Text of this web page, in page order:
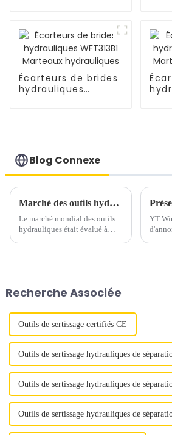
de séparation
Écarteurs de brides
hydrauliques
Blog Connexe
Marché des outils hydrauliques : analyse de l'industrie mondiale, part, croissance, tendances et prévisions (2022 à 2030)
Le marché mondial des outils
hydrauliques était évalué à
YT
Recherche Associée
Outils de sertissage certifiés CE
Outils de sertissage hydrauliques de
Outils de sertissage hydrauliques de
Outils de sertissage hydrauliques de